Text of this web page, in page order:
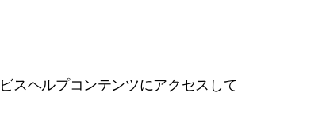
スヘルプコンテンツにアクセスして